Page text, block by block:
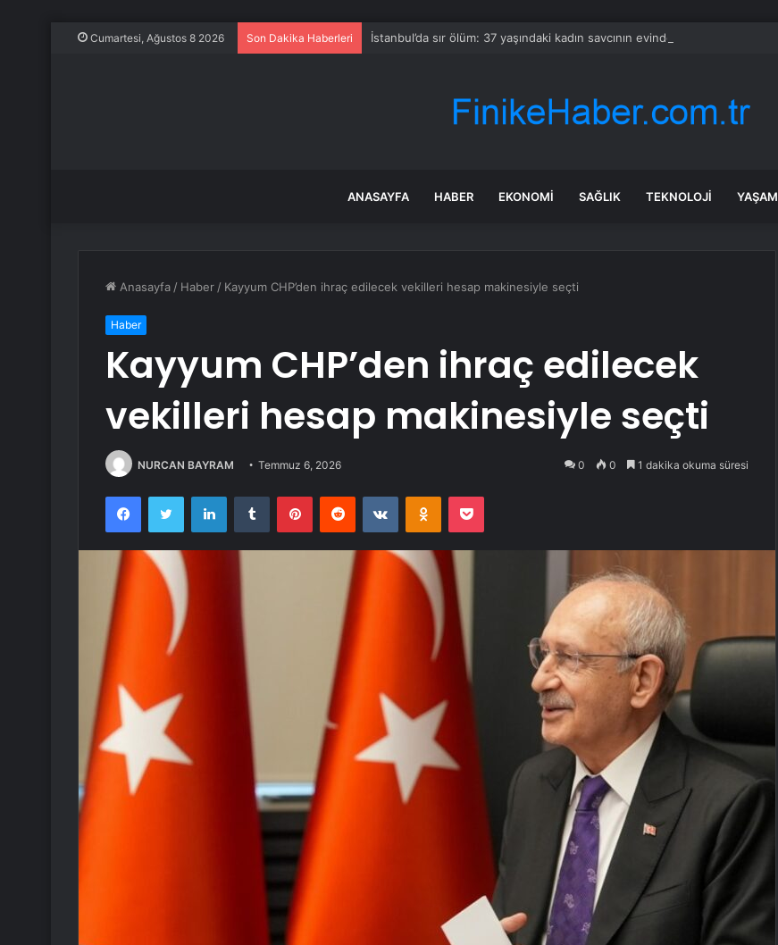
Cumartesi, Ağustos 8 2026 Son Dakika Haberleri İstanbul’da sır ölüm: 37 yaşındaki kadın savcının evinde ölü bulundu!
ANASAYFA HABER EKONOMI SAĞLIK TEKNOLOJI YAŞAM
Anasayfa / Haber / Kayyum CHP’den ihraç edilecek vekilleri hesap makinesiyle seçti
Haber
Kayyum CHP’den ihraç edilecek
vekilleri hesap makinesiyle seçti
NURCAN BAYRAM Temmuz 6, 2026 0 0 1 dakika okuma süresi
FacebookTwitter LinkedInTumblr PinterestReddit VKontakteOdnoklassniki
Pocket